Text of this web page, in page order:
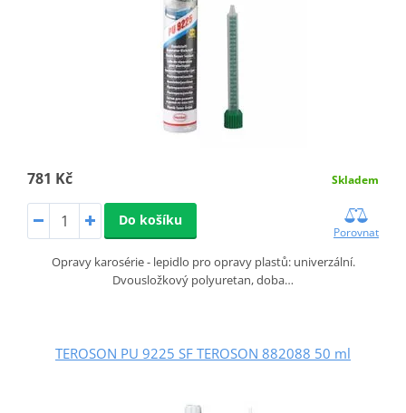
781 Kč Skladem
Do košíku
Porovnat
Opravy karosérie - lepidlo pro opravy plastů: univerzální.
Dvousložkový polyuretan, doba…
TEROSON PU 9225 SF TEROSON 882088 50 ml